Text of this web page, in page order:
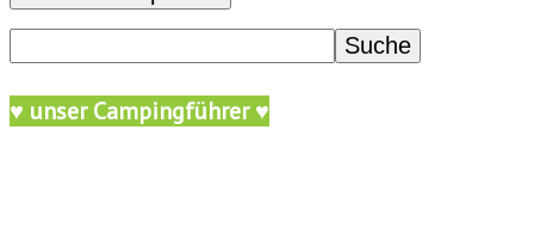
♥ unser Campingführer ♥